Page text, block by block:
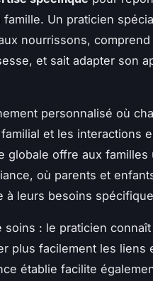
Un praticien
nourrissons, comprend
et sait adapter son
personnalisé où
et les interactions
globale offre aux familles
où parents et
à leurs besoins
: le praticien
plus facilement les liens
établie facilite